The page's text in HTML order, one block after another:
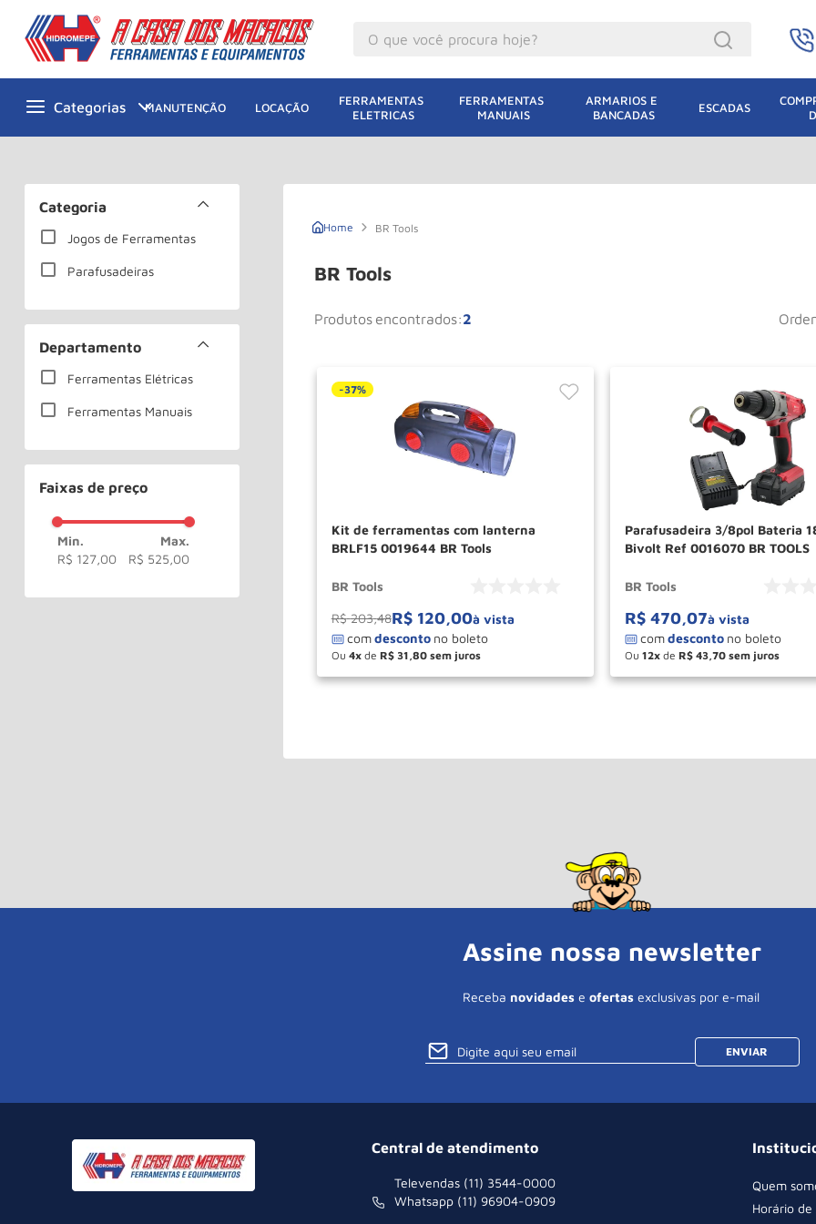
MANUTENÇÃO LOCAÇÃO
FERRAMENTAS
ELETRICAS
FERRAMENTAS
MANUAIS
ARMARIOS E
BANCADAS
ESCADAS
Categoria
Jogos de Ferramentas
Parafusadeiras
Departamento
Ferramentas Elétricas
Ferramentas Manuais
Faixas de preço
R$ 127,00 R$ 525,00
BR Tools
BR Tools
2
Produtos
-37%
Kit de ferramentas com lanterna
BRLF15 0019644 BR Tools
BR Tools
R$ 203,48R$ 120,00à vista
Ou 4 de R$ 31 80
＋
－ COMPRAR
Parafusadeira 3/8pol Bateria
Bivolt Ref 0016070 BR TOOLS
BR Tools
R$ 470,07à vista
Ou 12 de R$ 43, 70
＋
－
Assine nossa newsletter
Receba novidades e ofertas exclusivas por e-mail
ENVIAR
Central de atendimento
Televendas (11) 3544-0000
Whatsapp (11) 96904-0909
Quem
Horário
1º Macacos
º Macaco Jacare
8 º Talha
10